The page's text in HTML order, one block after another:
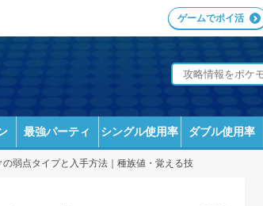
ゲームでポイ活
最強パーティ シングル使用率 ダブル使用率
弱点タイプと入手方法｜種族値・覚える技